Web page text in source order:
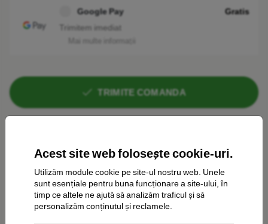
Acest site web folosește cookie-uri.
Utilizăm module cookie pe site-ul nostru web. Unele
sunt esențiale pentru buna funcționare a site-ului, în
timp ce altele ne ajută să analizăm traficul și să
personalizăm conținutul și reclamele.
Google Pay
Trimitem imediat
Gratis
TRIMITE COMANDA
Newsletter
Nu sunt de acord să primesc un chestionar de satisfacție a
achiziției